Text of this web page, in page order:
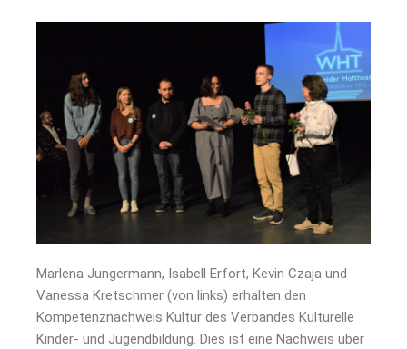
Marlena Jungermann, Isabell Erfort, Kevin Czaja und
Vanessa Kretschmer (von links) erhalten den
Kompetenznachweis Kultur des Verbandes Kulturelle
Kinder- und Jugendbildung. Dies ist eine Nachweis über